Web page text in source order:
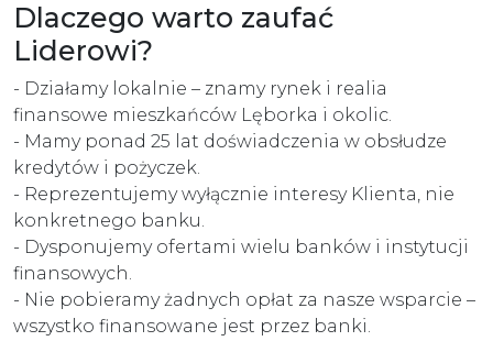
Dlaczego warto zaufać
Liderowi?
- Działamy lokalnie – znamy rynek i realia
finansowe mieszkańców Lęborka i okolic.
- Mamy ponad 25 lat doświadczenia w obsłudze
kredytów i pożyczek.
- Reprezentujemy wyłącznie interesy Klienta, nie
konkretnego banku.
- Dysponujemy ofertami wielu banków i instytucji
finansowych.
- Nie pobieramy żadnych opłat za nasze wsparcie –
wszystko finansowane jest przez banki.